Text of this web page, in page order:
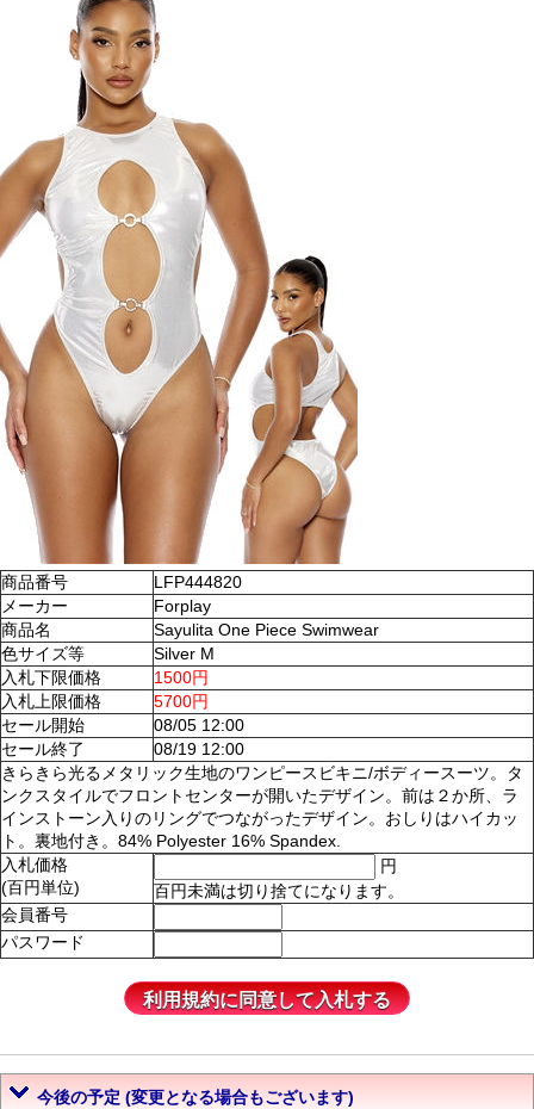
商品番号
LFP444820
メーカー
Forplay
商品名
Sayulita One Piece Swimwear
色サイズ等
Silver M
入札下限価格
1500円
入札上限価格
5700円
セール開始
08/05 12:00
セール終了
08/19 12:00
きらきら光るメタリック生地のワンピースビキニ/ボディースーツ。タ
ンクスタイルでフロントセンターが開いたデザイン。前は２か所、ラ
インストーン入りのリングでつながったデザイン。おしりはハイカッ
ト。裏地付き。84% Polyester 16% Spandex.
入札価格
(百円単位)
円
百円未満は切り捨てになります。
会員番号
パスワード
今後の予定 (変更となる場合もございます)